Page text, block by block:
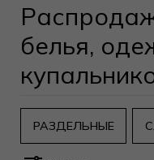
белья,
РАЗДЕЛЬНЫЕ